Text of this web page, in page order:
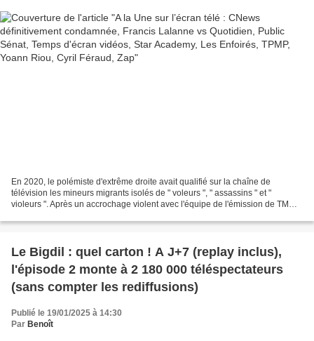
En 2020, le polémiste d'extrême droite avait qualifié sur la chaîne de
télévision les mineurs migrants isolés de " voleurs ", " assassins " et "
violeurs ". Après un accrochage violent avec l'équipe de l'émission de TMC
Le Bigdil : quel carton ! A J+7 (replay inclus),
l'épisode 2 monte à 2 180 000 téléspectateurs
(sans compter les rediffusions)
Publié le 19/01/2025 à 14:30
Par Benoît